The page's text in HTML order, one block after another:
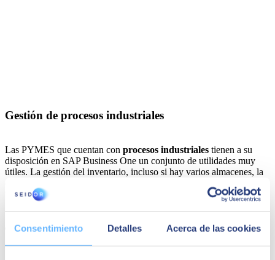
Consentimiento Detalles Acerca de las cookies
Gestión de procesos industriales
Las PYMES que cuentan con procesos industriales tienen a su
disposición en SAP Business One un conjunto de utilidades muy
útiles. La gestión del inventario, incluso si hay varios almacenes, la
resguardadas bajo un mismo paraguas.
Toma el control de la parte financiera